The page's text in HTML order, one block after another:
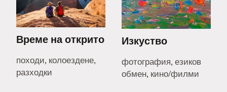
Време на открито
походи, колоездене,
разходки
Изкуство
фотография, езиков
обмен, кино/филми